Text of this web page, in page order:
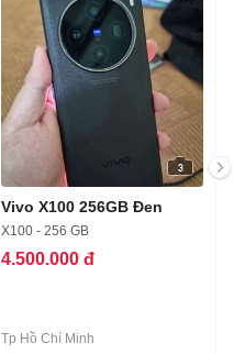
3
Vivo X100 256GB Đen
X100 - 256 GB
4.500.000 đ
Tp Hồ Chí Minh